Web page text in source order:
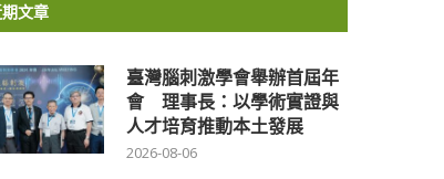
文章
臺灣腦刺激學會舉辦首屆年
會 理事長：以學術實證與
人才培育推動本土發展
2026-08-06